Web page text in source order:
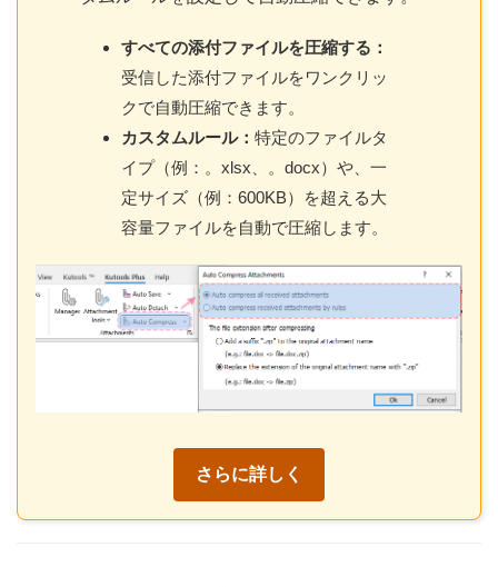
すべての添付ファイルを圧縮する：
受信した添付ファイルをワンクリッ
クで自動圧縮できます。
カスタムルール：特定のファイルタ
イプ（例：。xlsx、。docx）や、一
定サイズ（例：600KB）を超える大
容量ファイルを自動で圧縮します。
さらに詳しく